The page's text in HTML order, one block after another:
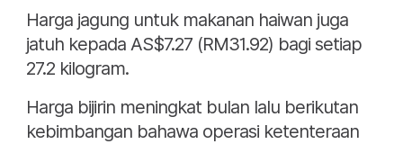
Harga jagung untuk makanan haiwan juga
jatuh kepada AS$7.27 (RM31.92) bagi setiap
27.2 kilogram.
Harga bijirin meningkat bulan lalu berikutan
kebimbangan bahawa operasi ketenteraan